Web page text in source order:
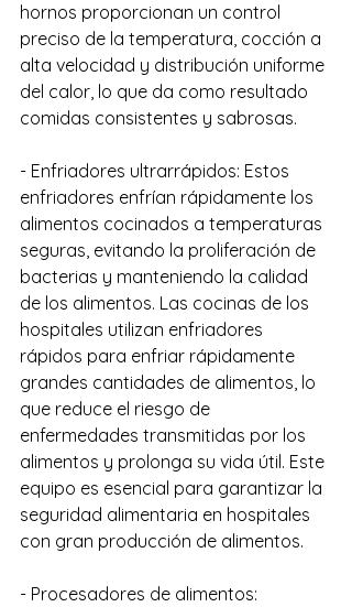
hornos proporcionan un control
preciso de la temperatura, cocción a
alta velocidad y distribución uniforme
del calor, lo que da como resultado
comidas consistentes y sabrosas.
- Enfriadores ultrarrápidos: Estos
enfriadores enfrían rápidamente los
alimentos cocinados a temperaturas
seguras, evitando la proliferación de
bacterias y manteniendo la calidad
de los alimentos. Las cocinas de los
hospitales utilizan enfriadores
rápidos para enfriar rápidamente
grandes cantidades de alimentos, lo
que reduce el riesgo de
enfermedades transmitidas por los
alimentos y prolonga su vida útil. Este
equipo es esencial para garantizar la
seguridad alimentaria en hospitales
con gran producción de alimentos.
- Procesadores de alimentos: